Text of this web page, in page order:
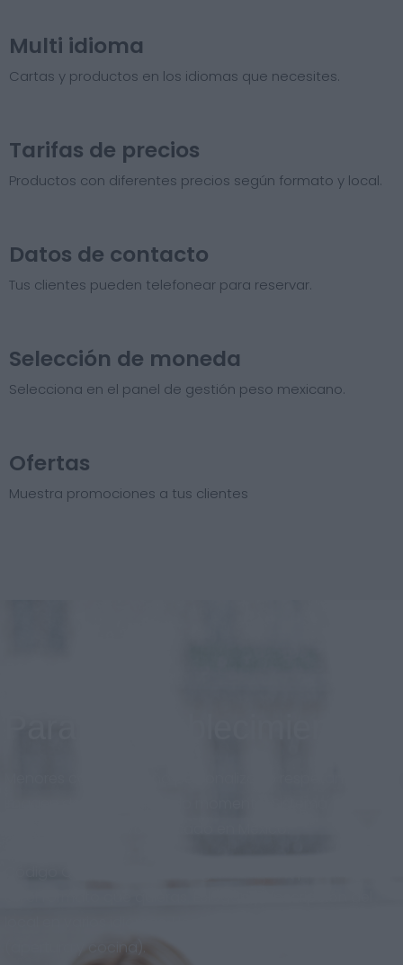
Multi idioma
Cartas y productos en los idiomas que necesites.
Tarifas de precios​
Productos con diferentes precios según formato y local.
Datos de contacto
Tus clientes pueden telefonear para reservar.
Selección de moneda
Selecciona en el panel de gestión peso mexicano.
Ofertas
Muestra promociones a tus clientes
(apertura y cocina).